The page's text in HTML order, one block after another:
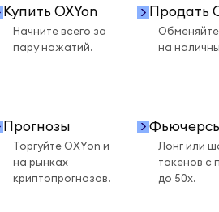
Купить OXYon
Начните всего за
пару нажатий.
Продать
на
Прогнозы
Торгуйте OXYon и
на рынках
криптопрогнозов.
Лонг или
токенов с
до 50x.